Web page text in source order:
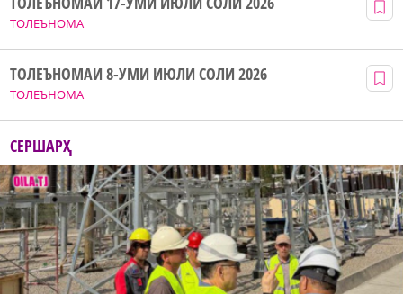
ТОЛЕЪНОМА
ТОЛЕЪНОМА
ТОЛЕЪНОМАИ 8-УМИ ИЮЛИ СОЛИ 2026
СЕРШАРҲ